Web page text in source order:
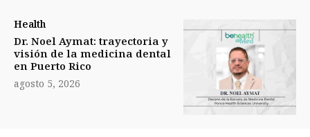
Health
Dr. Noel Aymat: trayectoria y
visión de la medicina dental
en Puerto Rico
agosto 5, 2026